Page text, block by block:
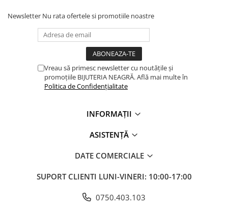
Newsletter Nu rata ofertele si promotiile noastre
Vreau să primesc newsletter cu noutățile și
promoțiile BIJUTERIA NEAGRĂ. Află mai multe în
Politica de Confidențialitate
INFORMAȚII
ASISTENȚĂ
DATE COMERCIALE
SUPORT CLIENTI LUNI-VINERI: 10:00-17:00
0750.403.103